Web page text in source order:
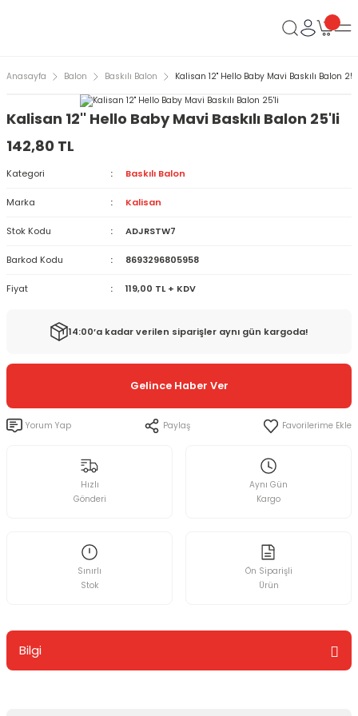
Anasayfa Balon Baskılı Balon Kalisan 12'' Hello Baby Mavi Baskılı Balon
Kalisan 12'' Hello Baby Mavi Baskılı Balon 25'li
142,80 TL
Kategori Baskılı Balon
Marka Kalisan
Stok Kodu ADJRSTW7
Barkod Kodu 8693296805958
Fiyat 119,00 TL + KDV
14:00’a kadar verilen siparişler aynı gün kargoda!
Gelince Haber Ver
Yorum Yap Paylaş
Hızlı
Gönderi
Aynı Gün
Kargo
Sınırlı
Stok
Ön Siparişli
Ürün
Bilgi